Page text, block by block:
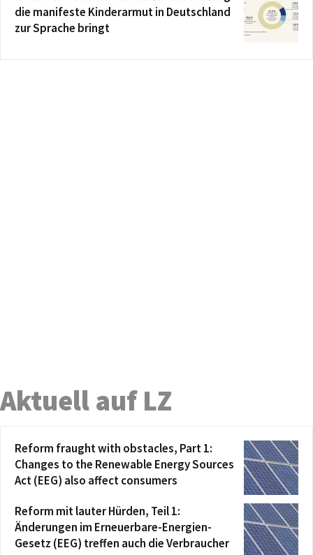
die manifeste Kinderarmut in Deutschland
zur Sprache bringt
Aktuell auf LZ
Reform fraught with obstacles, Part 1:
Changes to the Renewable Energy Sources
Act (EEG) also affect consumers
Reform mit lauter Hürden, Teil 1:
Änderungen im Erneuerbare-Energien-
Gesetz (EEG) treffen auch die Verbraucher